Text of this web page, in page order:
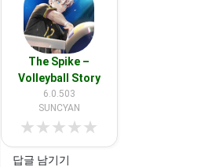
The Spike –
Volleyball Story
6.0.503
SUNCYAN
★★★★★
답글 남기기